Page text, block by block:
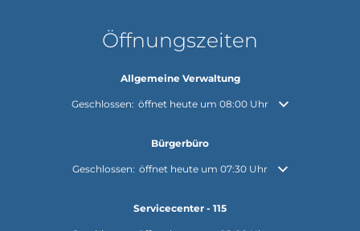
Öffnungszeiten
Allgemeine Verwaltung
Klicken, um weitere Öffnungs- oder Schließzeiten
Geschlossen: öffnet heute um 08:00 Uhr
Bürgerbüro
Klicken, um weitere Öffnungs- oder Schließzeiten
Geschlossen: öffnet heute um 07:30 Uhr
Servicecenter - 115